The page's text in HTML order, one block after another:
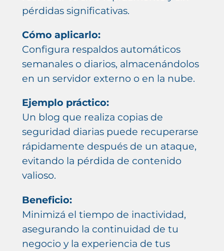
pérdidas significativas.
Cómo aplicarlo:
Configura respaldos automáticos
semanales o diarios, almacenándolos
en un servidor externo o en la nube.
Ejemplo práctico:
Un blog que realiza copias de
seguridad diarias puede recuperarse
rápidamente después de un ataque,
evitando la pérdida de contenido
valioso.
Beneficio:
Minimizá el tiempo de inactividad,
asegurando la continuidad de tu
negocio y la experiencia de tus